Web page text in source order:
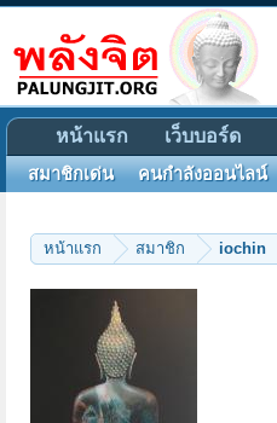
หน้าแรก สมาชิก iochin
หน้าแรก เว็บบอร์ด
สมาชิกเด่น คนกำลังออนไลน์